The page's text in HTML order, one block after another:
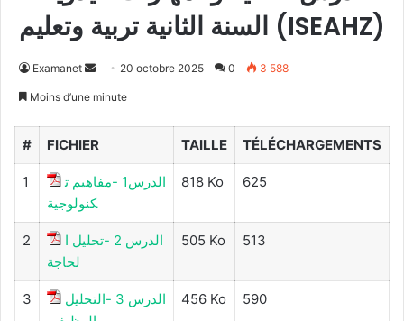
السنة الثانية تربية وتعليم (ISEAHZ)
Examanet
Envoyer20 octobre 2025 0 3 588
Moins d’une minute
# FICHIER TAILLE TÉLÉCHARGEMENTS
1
الدرس1 -مفاهيم ت
كنولوجية
818 Ko 625
2
الدرس 2 -تحليل ا
لحاجة
505 Ko 513
3
الدرس 3 -التحليل
456 Ko 590